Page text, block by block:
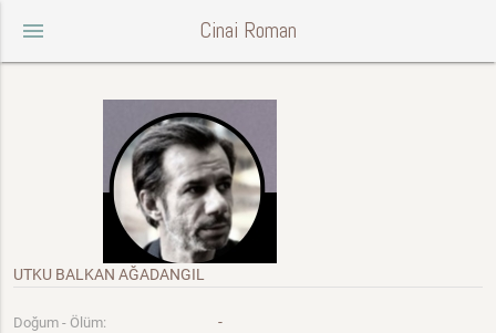
menu Cinai Roman
UTKU BALKAN AĞADANGIL
Doğum - Ölüm: -